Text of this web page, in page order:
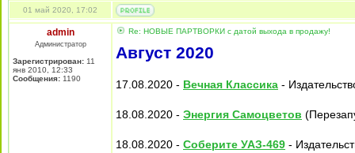
01 май 2020, 17:02
admin
Администратор
Зарегистрирован: 11
янв 2010, 12:33
Сообщения: 1190
Re: НОВЫЕ ПАРТВОРКИ с датой выхода в продажу!
Август 2020
17.08.2020 - Вечная Классика -
18.08.2020 - Энергия Самоцветов
18.08.2020 - Соберите УАЗ-469 -